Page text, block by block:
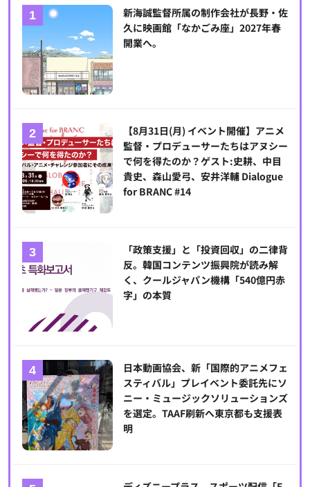
新海誠監督所属の制作会社が長野・佐
久に映画館「なかごみ座」2027年春
開業へ。
【8月31日(月) イベント開催】アニメ
監督・プロデューサーたちはアヌシー
で何を得たのか？ゲスト:史耕、中目
貴史、森山愛弓、安井洋輔 Dialogue
for BRANC #14
「政策支援」と「投資回収」の二律背
反。韓国コンテンツ振興院が読み解
く、クールジャパン機構「540億円赤
字」の本質
日本動画協会、新「国際的アニメフェ
スティバル」プレイベント委託先にソ
ニー・ミュージックソリューションズ
を選定。TAAF刷新へ東京都も支援表
明